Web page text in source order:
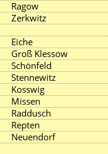
Ragow
Zerkwitz
Eiche
Groß Klessow
Schönfeld
Stennewitz
Kosswig
Missen
Raddusch
Repten
Neuendorf